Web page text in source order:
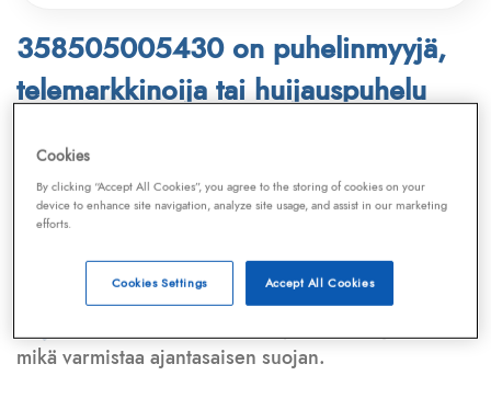
358505005430 on puhelinmyyjä,
telemarkkinoija tai huijauspuhelu
Puhelinnumero
Telemarkkinointiliiton jaKilpi-sovelluksen
tietokannasta, joka kattaa satoja tuhansia
Lisäksi tunnistamme automaattisesti, jos kyseessä on
puhelinhuijarin numero, sähköpostiosoitetai
huijausviesti. Tietokantaamme päivitetään jatkuvasti,
mikä varmistaa ajantasaisen suojan.
Cookies
By clicking “Accept All Cookies”, you agree to the storing of cookies on your
device to enhance site navigation, analyze site usage, and assist in our marketing
efforts.
Accept All Cookies
Cookies Settings